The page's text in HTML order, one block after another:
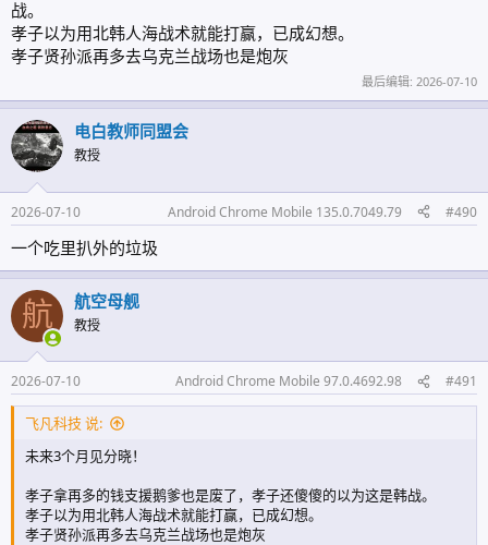
战。
孝子以为用北韩人海战术就能打赢，已成幻想。
孝子贤孙派再多去乌克兰战场也是炮灰
最后编辑: 2026-07-10
电白教师同盟会
教授
2026-07-10 Android Chrome Mobile 135.0.7049.79 #490
一个吃里扒外的垃圾
航 航空母舰
教授
2026-07-10 Android Chrome Mobile 97.0.4692.98 #491
飞凡科技 说:
未来3个月见分晓！
孝子拿再多的钱支援鹅爹也是废了，孝子还傻傻的以为这是韩战。
孝子以为用北韩人海战术就能打赢，已成幻想。
孝子贤孙派再多去乌克兰战场也是炮灰